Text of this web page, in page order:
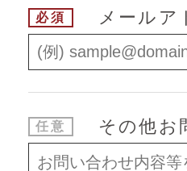
必須 メールア
任意 その他お